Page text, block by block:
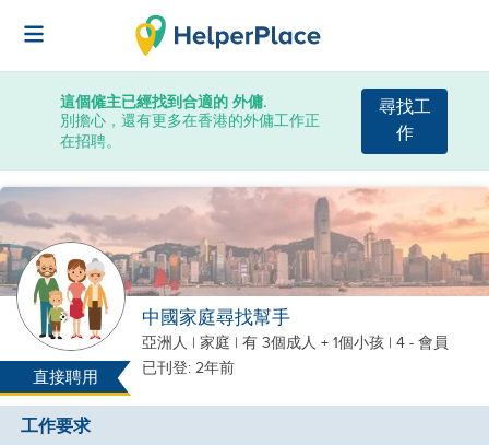
這個僱主已經找到合適的 外傭.
別擔心，還有更多在香港的外傭工作正
在招聘。
尋找工
作
直接聘用
中國家庭尋找幫手
亞洲人 | 家庭 | 有 3個成人 + 1個小孩 | 4 - 會員
已刊登: 2年前
工作要求